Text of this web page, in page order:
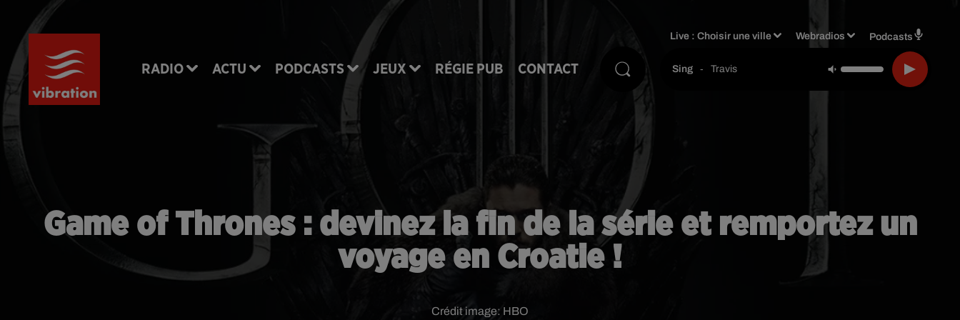
RADIO ACTU PODCASTS JEUX RÉGIE PUB CONTACT
Live :Choisir une ville Webradios Podcasts
Sing - Travis
Game of Thrones : devinez la fin de la série et remportez un
voyage en Croatie !
Crédit image: HBO